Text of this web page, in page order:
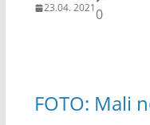
23.04. 20210
FOTO: Mali